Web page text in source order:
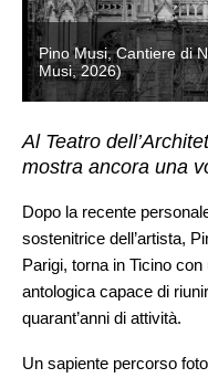
Pino Musi, Cantiere di
Musi, 2026)
Al Teatro
mostra ancora una
Dopo la recente
sostenitrice dell’artista,
Parigi, torna in Ticino
antologica capace di
quarant’anni di attività.
Un sapiente percorso